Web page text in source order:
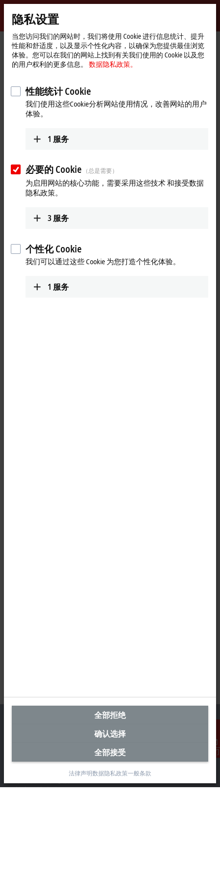
Beckhoff
-
自
动
化
技
术
Start
page
Support Download finder Search result
联系我们
My bookmark list
To the bookmark list
毕孚自动化设备贸易(上海)有限公司
市北智汇园4号楼
静安区汶水路 299 弄 9-10 号
隐私设置
当您访问我们的网站时，我们将使用 Cookie 进行信息统计、提升
性能和舒适度，以及显示个性化内容，以确保为您提供最佳浏览
体验。您可以在我们的网站上找到有关我们使用的 Cookie 以及您
的用户权利的更多信息。
数据隐私政策。
性能统计 Cookie
我们使用这些Cookie分析网站使用情况，改善网站的用户
体验。
1 服务
必要的 Cookie （总是需要）
为启用网站的核心功能，需要采用这些技术 和接受数据
隐私政策。
3 服务
个性化 Cookie
我们可以通过这些 Cookie 为您打造个性化体验。
1 服务
全部拒绝
确认选择
全部接受
法律声明数据隐私政策一般条款